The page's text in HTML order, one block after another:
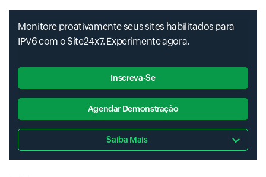
Monitore proativamente seus sites habilitados para
IPV6 com o Site24x7. Experimente agora.
Inscreva-Se
Agendar Demonstração
Saiba Mais